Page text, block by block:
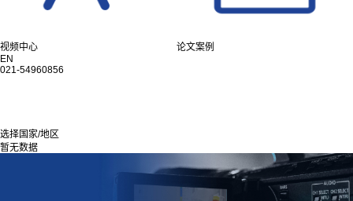
视频中心
论文案例
EN
021-54960856
选择国家/地区
暂无数据